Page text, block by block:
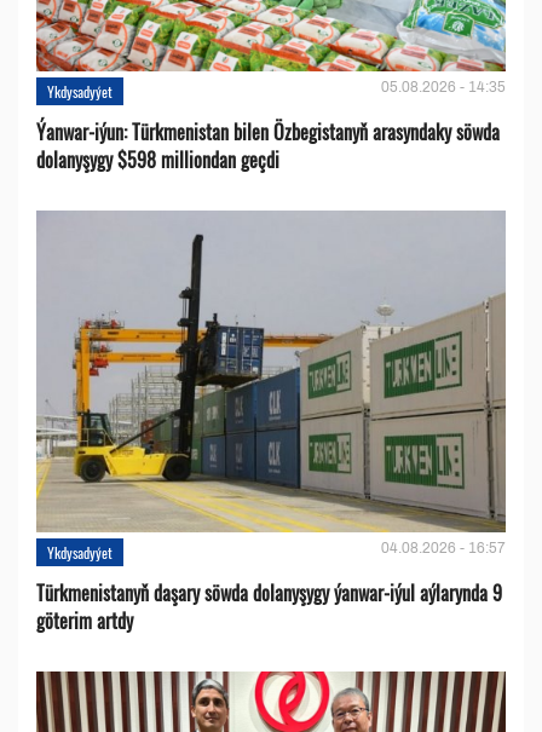
Ykdysadyýet 05.08.2026 - 14:35
Ýanwar-iýun: Türkmenistan bilen Özbegistanyň arasyndaky söwda
dolanyşygy $598 milliondan geçdi
Ykdysadyýet 04.08.2026 - 16:57
Türkmenistanyň daşary söwda dolanyşygy ýanwar-iýul aýlarynda 9
göterim artdy